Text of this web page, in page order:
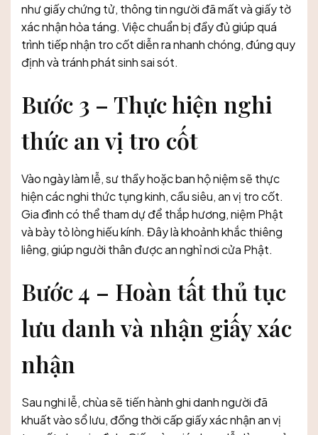
như giấy chứng tử, thông tin người đã mất và giấy tờ
xác nhận hỏa táng. Việc chuẩn bị đầy đủ giúp quá
trình tiếp nhận tro cốt diễn ra nhanh chóng, đúng quy
định và tránh phát sinh sai sót.
Bước 3 – Thực hiện nghi
thức an vị tro cốt
Vào ngày làm lễ, sư thầy hoặc ban hộ niệm sẽ thực
hiện các nghi thức tụng kinh, cầu siêu, an vị tro cốt.
Gia đình có thể tham dự để thắp hương, niệm Phật
và bày tỏ lòng hiếu kính. Đây là khoảnh khắc thiêng
liêng, giúp người thân được an nghỉ nơi cửa Phật.
Bước 4 – Hoàn tất thủ tục
lưu danh và nhận giấy xác
nhận
Sau nghi lễ, chùa sẽ tiến hành ghi danh người đã
khuất vào sổ lưu, đồng thời cấp giấy xác nhận an vị